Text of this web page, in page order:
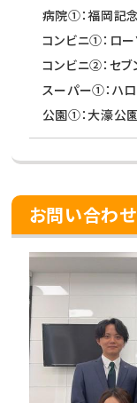
病院①：福岡
コンビニ①：ロ
コンビニ②：セ
スーパー①：
公園①：大濠
お問い合わ